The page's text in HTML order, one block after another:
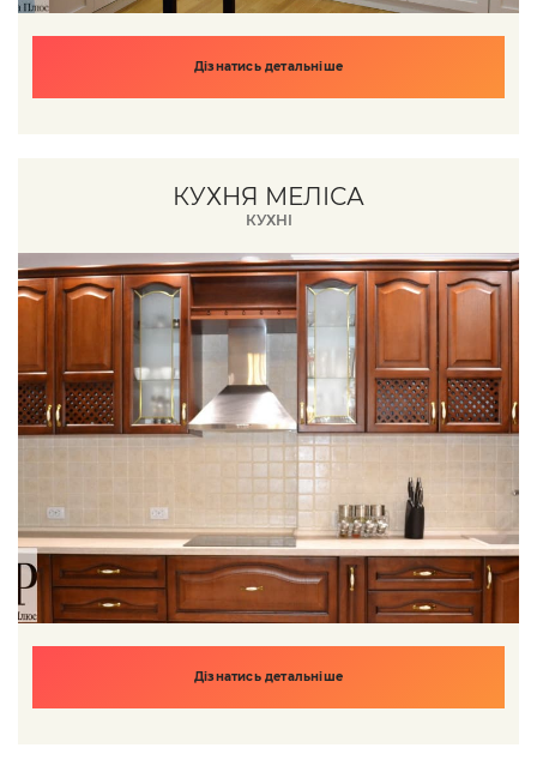
Дізнатись детальніше
КУХНЯ МЕЛІСА
КУХНІ
Дізнатись детальніше